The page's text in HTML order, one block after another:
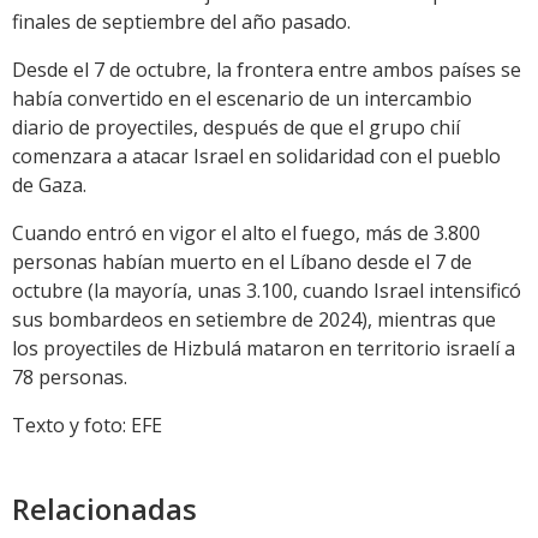
finales de septiembre del año pasado.
Desde el 7 de octubre, la frontera entre ambos países se
había convertido en el escenario de un intercambio
diario de proyectiles, después de que el grupo chií
comenzara a atacar Israel en solidaridad con el pueblo
de Gaza.
Cuando entró en vigor el alto el fuego, más de 3.800
personas habían muerto en el Líbano desde el 7 de
octubre (la mayoría, unas 3.100, cuando Israel intensificó
sus bombardeos en setiembre de 2024), mientras que
los proyectiles de Hizbulá mataron en territorio israelí a
78 personas.
Texto y foto: EFE
Relacionadas